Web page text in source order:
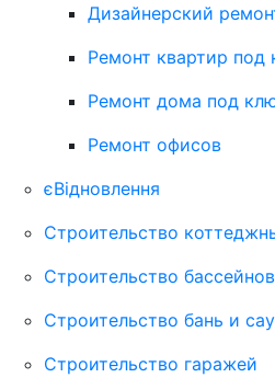
Дизайнерский
Ремонт квартир под
Ремонт дома под
Ремонт офисов
єВідновлення
Строительство
Строительство бассейнов
Строительство бань и
Строительство гаражей